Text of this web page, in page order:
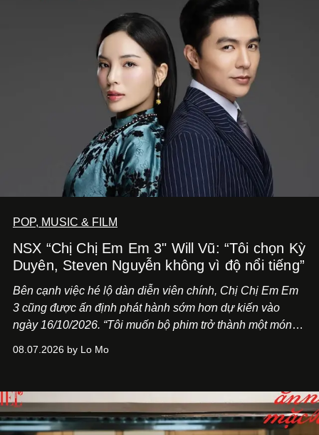
POP, MUSIC & FILM
NSX “Chị Chị Em Em 3" Will Vũ: “Tôi chọn Kỳ
Duyên, Steven Nguyễn không vì độ nổi tiếng”
Bên cạnh việc hé lộ dàn diễn viên chính, Chị Chị Em Em
3 cũng được ấn định phát hành sớm hơn dự kiến vào
ngày 16/10/2026. “Tôi muốn bộ phim trở thành một món
08.07.2026 by Lo Mo